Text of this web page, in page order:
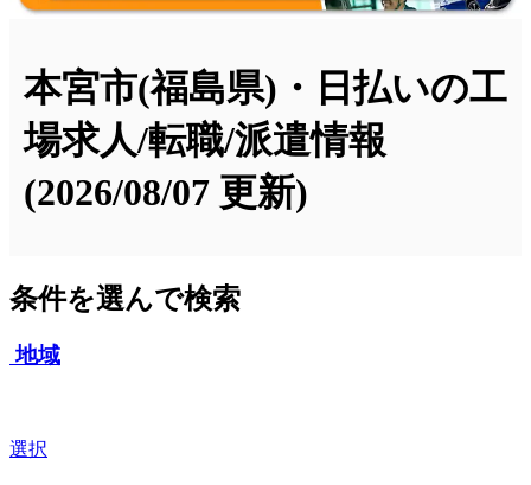
本宮市(福島県)・日払いの工
場求人/転職/派遣情報
(2026/08/07 更新)
条件を選んで検索
地域
選択